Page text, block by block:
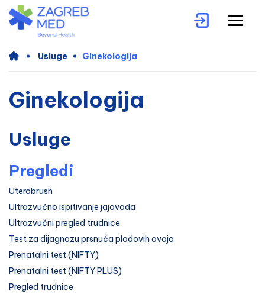
Usluge Ginekologija
Ginekologija
Usluge
Pregledi
Uterobrush
Ultrazvučno ispitivanje jajovoda
Ultrazvučni pregled trudnice
Test za dijagnozu prsnuća plodovih ovoja
Prenatalni test (NIFTY)
Prenatalni test (NIFTY PLUS)
Pregled trudnice